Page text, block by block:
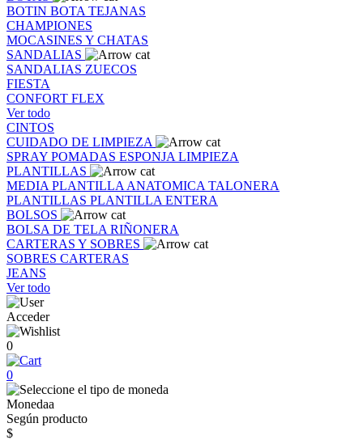
BOTIN BOTA TEJANAS
CHAMPIONES
MOCASINES Y CHATAS
SANDALIAS
SANDALIAS ZUECOS
FIESTA
CONFORT FLEX
Ver todo
CINTOS
CUIDADO DE LIMPIEZA
SPRAY POMADAS ESPONJA LIMPIEZA
PLANTILLAS
MEDIA PLANTILLA ANATOMICA TALONERA
PLANTILLAS PLANTILLA ENTERA
BOLSOS
BOLSA DE TELA RIÑONERA
CARTERAS Y SOBRES
SOBRES CARTERAS
JEANS
Ver todo
Acceder
0
0
Monedaa
Según producto
$